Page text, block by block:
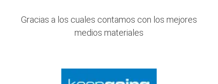
Gracias a los cuales contamos con los mejores
medios materiales